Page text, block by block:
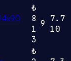
₺
8
1
3
9 7.7
10
₺